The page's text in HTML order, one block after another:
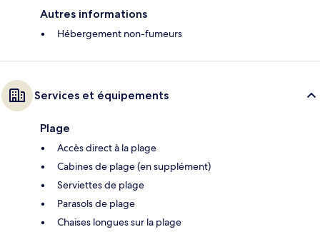
Autres informations
Hébergement non-fumeurs
Services et équipements
Plage
Accès direct à la plage
Cabines de plage (en supplément)
Serviettes de plage
Parasols de plage
Chaises longues sur la plage